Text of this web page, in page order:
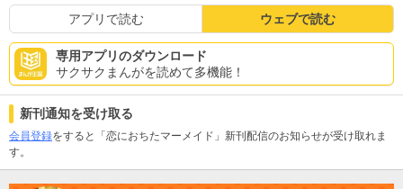
アプリで読む ウェブで読む
専用アプリのダウンロード
サクサクまんがを読めて多機能！
新刊通知を受け取る
会員登録をすると「恋におちたマーメイド」新刊配信のお知らせが受け取れま
す。